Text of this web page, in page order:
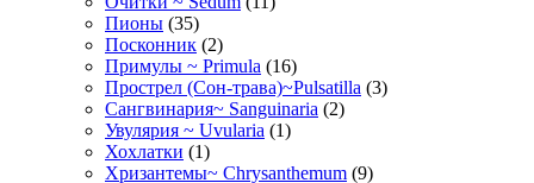
Пионы (35)
Посконник (2)
Примулы ~ Primula (16)
Прострел (Сон-трава)~Pulsatilla (3)
Сангвинария~ Sanguinaria (2)
Увулярия ~ Uvularia (1)
Хохлатки (1)
Хризантемы~ Chrysanthemum (9)